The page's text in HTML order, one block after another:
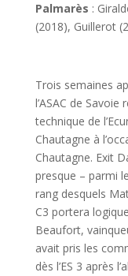
Palmarès :
(2018), Guillerot
Trois semaines
l’ASAC de
technique de
Chautagne à
Chautagne. Exit
presque – parmi
rang desquels
C3 portera
Beaufort,
avait pris les
dès l’ES 3 après